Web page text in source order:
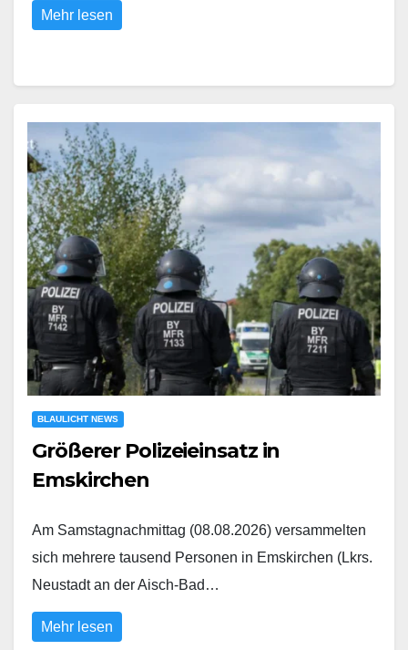
Mehr lesen
BLAULICHT NEWS
Größerer Polizeieinsatz in
Emskirchen
Am Samstagnachmittag (08.08.2026) versammelten
sich mehrere tausend Personen in Emskirchen (Lkrs.
Neustadt an der Aisch-Bad…
Mehr lesen